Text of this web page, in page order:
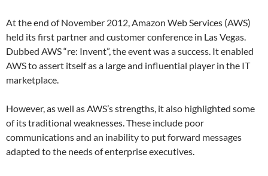
At the end of November 2012, Amazon Web Services (AWS)
held its first partner and customer conference in Las Vegas.
Dubbed AWS “re: Invent”, the event was a success. It enabled
AWS to assert itself as a large and influential player in the IT
marketplace.
However, as well as AWS’s strengths, it also highlighted some
of its traditional weaknesses. These include poor
communications and an inability to put forward messages
adapted to the needs of enterprise executives.